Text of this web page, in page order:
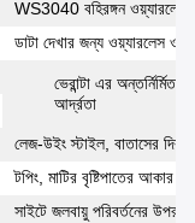
WS3040 বহিরঙ্গন ওয়্যারলেস
ডাটা দেখার জন্য ওয়্যারলেস
ভেরান্টা এর অন্তর্নির্মিত
আর্দ্রতা
লেজ-উইং স্টাইল, বাতাসের দিক
টপিং, মাটির বৃষ্টিপাতের আকার
সাইটে জলবায়ু পরিবর্তনের উপর